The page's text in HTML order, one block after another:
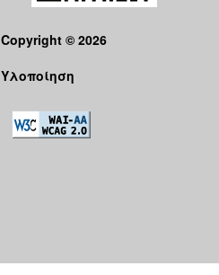
Copyright © 2026
Υλοποίηση